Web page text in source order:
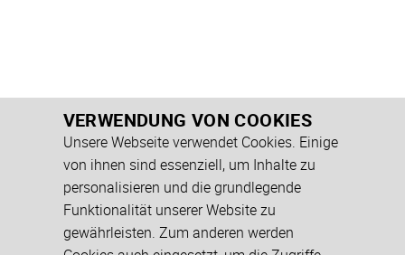
VERWENDUNG VON COOKIES
Unsere Webseite verwendet Cookies. Einige
von ihnen sind essenziell, um Inhalte zu
personalisieren und die grundlegende
Funktionalität unserer Website zu
gewährleisten. Zum anderen werden